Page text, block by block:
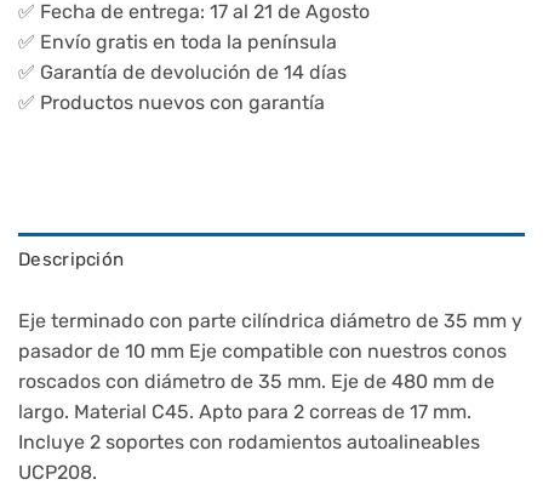
✅ Fecha de entrega: 17 al 21 de Agosto
✅ Envío gratis en toda la península
✅ Garantía de devolución de 14 días
✅ Productos nuevos con garantía
Descripción
Eje terminado con parte cilíndrica diámetro de 35 mm y
pasador de 10 mm Eje compatible con nuestros conos
roscados con diámetro de 35 mm. Eje de 480 mm de
largo. Material C45. Apto para 2 correas de 17 mm.
Incluye 2 soportes con rodamientos autoalineables
UCP208.